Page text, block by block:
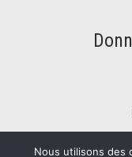
Nous utilisons des